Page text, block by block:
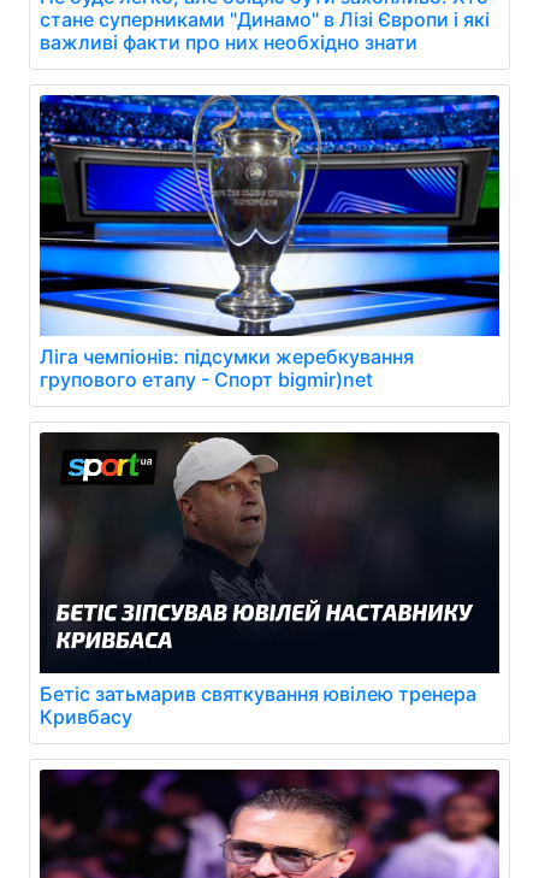
стане суперниками "Динамо" в Лізі Європи і які
важливі факти про них необхідно знати
Ліга чемпіонів: підсумки жеребкування
групового етапу - Спорт bigmir)net
Бетіс затьмарив святкування ювілею тренера
Кривбасу